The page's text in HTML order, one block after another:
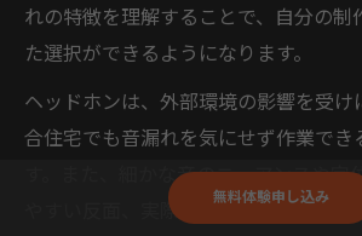
れの特徴を理解することで、自分の制
た選択ができるようになります。
ヘッドホンは、外部環境の影響を受
合住宅でも音漏れを気にせず作業で
す。また、細かな音のニュアンスや定
やすい反面、実際のスピーカー再生時
無料体験申し込み